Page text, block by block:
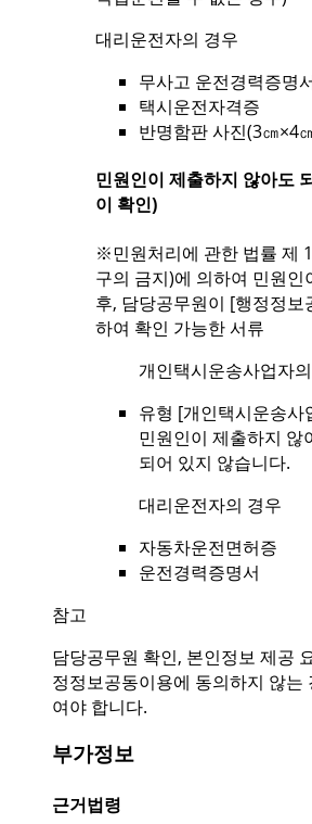
대리운전자의 경우
무사고 운전경력증명
택시운전자격증
반명함판 사진(3㎝×4
민원인이 제출하지 않아도
이 확인)
※민원처리에 관한 법률 제
구의 금지)에 의하여 민원인
후, 담당공무원이 [행정정
하여 확인 가능한 서류
개인택시운송사업자
유형 [개인택시운송
민원인이 제출하지 않
되어 있지 않습니다.
대리운전자의 경우
자동차운전면허증
운전경력증명서
참고
담당공무원 확인, 본인정보 제공
정정보공동이용에 동의하지 않는
여야 합니다.
부가정보
근거법령